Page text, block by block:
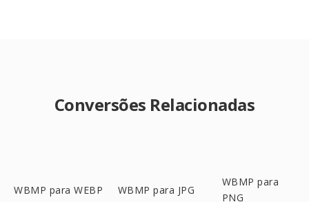
Conversões Relacionadas
WBMP para WEBP WBMP para JPG
WBMP para
PNG